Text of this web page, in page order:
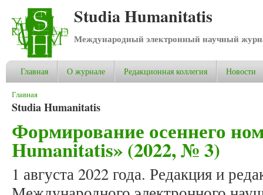
Studia Humanitatis
Международный электронный научный
Главная О журнале Редакционная коллегия Новости
Вы здесь
Главная
Studia Humanitatis
Формирование осеннего
Humanitatis» (2022, № 3)
1 августа 2022 года. Редакция и